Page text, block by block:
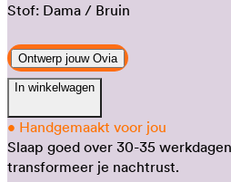
Stof: Dama / Bruin
Ontwerp jouw Ovia
In winkelwagen
• Handgemaakt voor jou
Slaap goed over 30-35
transformeer je nachtrust.